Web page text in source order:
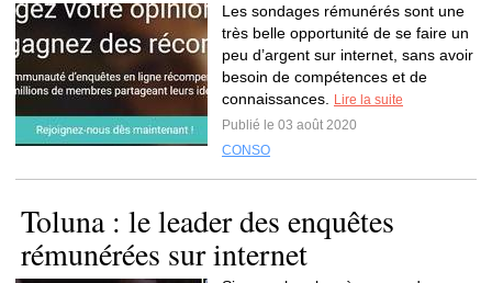
Les sondages rémunérés sont une
très belle opportunité de se faire un
peu d’argent sur internet, sans avoir
besoin de compétences et de
connaissances.
Lire la suite
Publié le 03 août 2020
CONSO
Toluna : le leader des enquêtes
rémunérées sur internet